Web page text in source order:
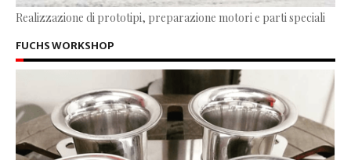
Realizzazione di prototipi, preparazione motori e parti speciali
FUCHS WORKSHOP